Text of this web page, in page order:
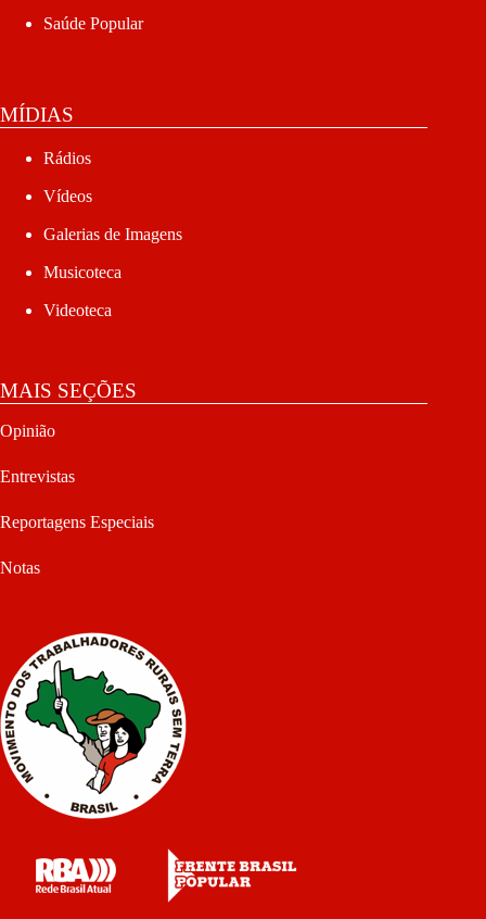
Saúde Popular
MÍDIAS
Rádios
Vídeos
Galerias de Imagens
Musicoteca
Videoteca
MAIS SEÇÕES
Opinião
Entrevistas
Reportagens Especiais
Notas